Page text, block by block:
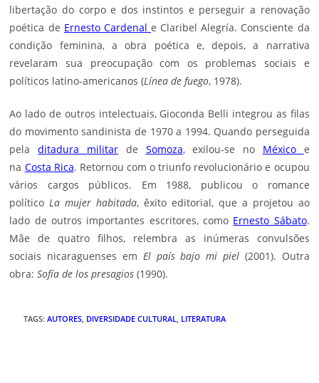
libertação do corpo e dos instintos e perseguir a renovação
poética de Ernesto Cardenal e Claribel Alegría. Consciente da
condição feminina, a obra poética e, depois, a narrativa
revelaram sua preocupação com os problemas sociais e
políticos latino-americanos (Línea de fuego, 1978).
Ao lado de outros intelectuais, Gioconda Belli integrou as filas
do movimento sandinista de 1970 a 1994. Quando perseguida
peladitadura militarde Somoza, exilou-se no México e
na Costa Rica. Retornou com o triunfo revolucionário e ocupou
vários cargos públicos. Em 1988, publicou o romance
políticoLa mujer habitada, êxito editorial, que a projetou ao
lado de outros importantes escritores, como Ernesto Sábato.
Mãe de quatro filhos, relembra as inúmeras convulsões
sociais nicaraguenses em El país bajo mi piel (2001). Outra
obra:Sofía de los presagios(1990).
TAGS:AUTORES, DIVERSIDADE CULTURAL, LITERATURA